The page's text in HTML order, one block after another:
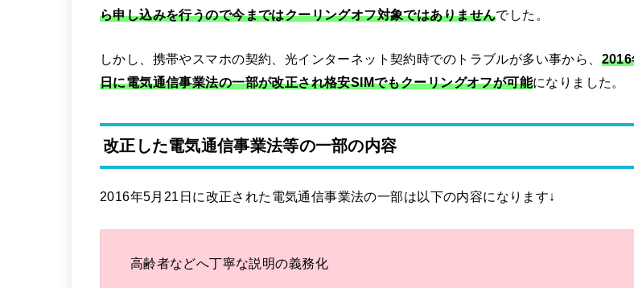
ら申し込みを行うので今まではクーリングオフ対象ではありませんでした。
しかし、携帯やスマホの契約、光インターネット契約時でのトラブルが多い事から、
日に電気通信事業法の一部が改正され格安SIMでもクーリングオフが可能になりました。
改正した電気通信事業法等の一部の内容
2016年5月21日に改正された電気通信事業法の一部は以下の内容になります↓
高齢者などへ丁寧な説明の義務化